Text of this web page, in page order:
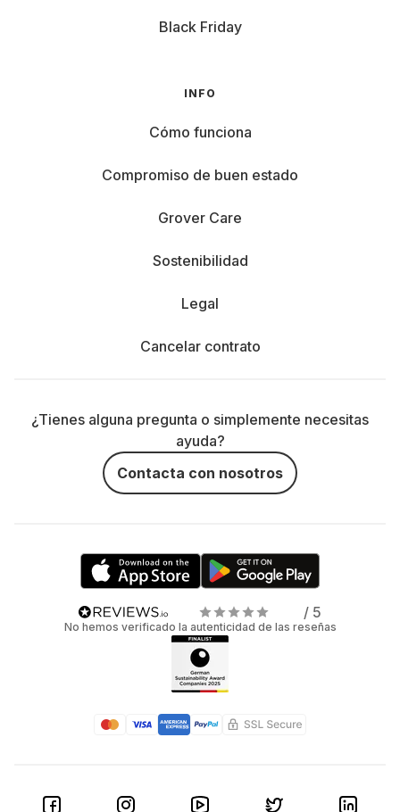
Black Friday
INFO
Cómo funciona
Compromiso de buen estado
Grover Care
Sostenibilidad
Legal
Cancelar contrato
¿Tienes alguna pregunta o simplemente necesitas
ayuda?
Contacta con nosotros
/ 5
No hemos verificado la autenticidad de las reseñas